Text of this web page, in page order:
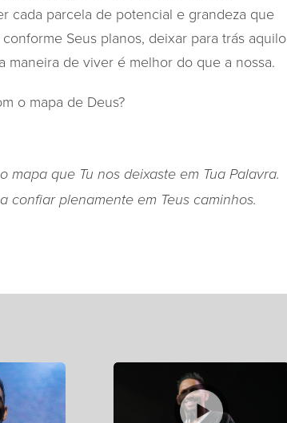
cada parcela de potencial e grandeza que
Seus planos, deixar para trás aquilo
de viver é melhor do que a nossa.
o mapa de Deus?
que Tu nos deixaste em Tua Palavra.
confiar plenamente em Teus caminhos.